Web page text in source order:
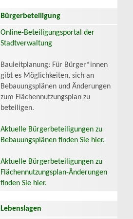
Bürgerbeteiligung
Online-Beteiligungsportal der
Stadtverwaltung
Bauleitplanung: Für Bürger*innen
gibt es Möglichkeiten, sich an
Bebauungsplänen und Änderungen
zum Flächennutzungsplan zu
beteiligen.
Aktuelle Bürgerbeteiligungen zu
Bebauungsplänen finden Sie hier.
Aktuelle Bürgerbeteiligungen zu
Flächennutzungsplan-Änderungen
finden Sie hier.
Lebenslagen